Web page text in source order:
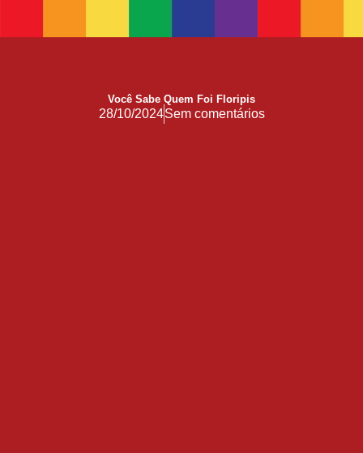
Você Sabe Quem Foi Floripis
28/10/2024Sem comentários